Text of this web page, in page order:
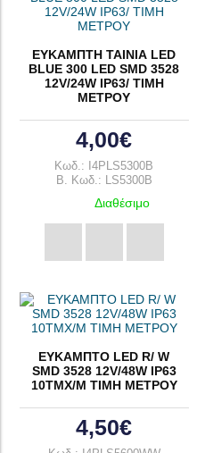
ΕΥΚΑΜΠΤΗ ΤΑΙΝΙΑ LED
BLUE 300 LED SMD 3528
12V/24W ΙΡ63/ ΤΙΜΗ
ΜΕΤΡΟΥ
4,00€
Κωδ.: I4PLS5300B
B. Κωδ.: LS5300B
Διαθέσιμο
ΕΥΚΑΜΠΤΟ LED R/ W
SMD 3528 12V/48W IP63
10TMX/M ΤΙΜΗ ΜΕΤΡΟΥ
4,50€